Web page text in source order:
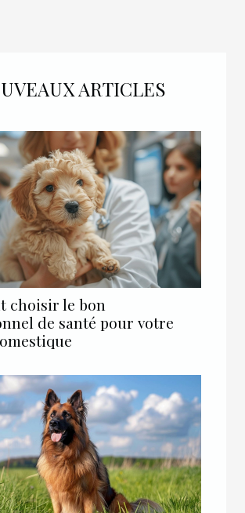
ARTICLES
choisir le bon
de santé pour votre